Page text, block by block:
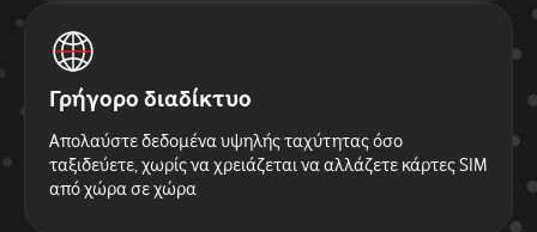
Γρήγορο διαδίκτυο
Απολαύστε δεδομένα υψηλής ταχύτητας όσο
ταξιδεύετε, χωρίς να χρειάζεται να αλλάζετε κάρτες SIM
από χώρα σε χώρα